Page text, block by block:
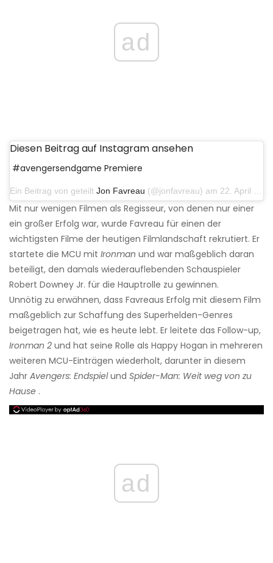
ad
Diesen Beitrag auf Instagram ansehen
#avengersendgame Premiere
Ein Beitrag von geteilt Jon Favreau (@jonfavreau) am 22. April 2019 um 18:16 Uhr PDT
Mit nur wenigen Filmen als Regisseur, von denen nur einer
ein großer Erfolg war, wurde Favreau für einen der
wichtigsten Filme der heutigen Filmlandschaft rekrutiert. Er
startete die MCU mit Ironman und war maßgeblich daran
beteiligt, den damals wiederauflebenden Schauspieler
Robert Downey Jr. für die Hauptrolle zu gewinnen.
Unnötig zu erwähnen, dass Favreaus Erfolg mit diesem Film
maßgeblich zur Schaffung des Superhelden-Genres
beigetragen hat, wie es heute lebt. Er leitete das Follow-up,
Ironman 2 und hat seine Rolle als Happy Hogan in mehreren
weiteren MCU-Einträgen wiederholt, darunter in diesem
Jahr Avengers: Endspielund Spider-Man: Weit weg von zu
Hause .
ad